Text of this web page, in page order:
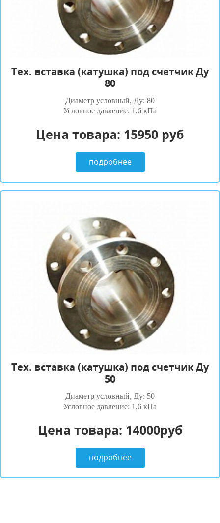
Tех. вставка (катушка) под счетчик Ду
80
Диаметр условный, Ду: 80
Условное давление: 1,6 кПа
Цена товара: 15950 руб
подробнее
Tех. вставка (катушка) под счетчик Ду
50
Диаметр условный, Ду: 50
Условное давление: 1,6 кПа
Цена товара: 14000руб
подробнее